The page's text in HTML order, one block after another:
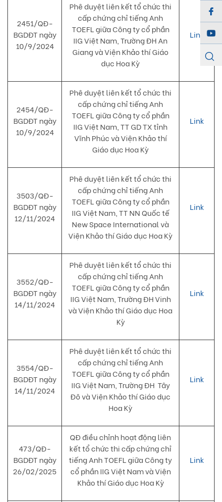
2451/QĐ-
BGDĐT ngày
10/9/2024
Phê duyệt liên kết tổ chức thi
cấp chứng chỉ tiếng Anh
TOEFL giữa Công ty cổ phần
IIG Việt Nam, Trường ĐH An
Giang và Viện Khảo thí Giáo
dục Hoa Kỳ
Link
2454/QĐ-
BGDĐT ngày
10/9/2024
Phê duyệt liên kết tổ chức thi
cấp chứng chỉ tiếng Anh
TOEFL giữa Công ty cổ phần
IIG Việt Nam, TT GD TX tỉnh
Vĩnh Phúc và Viện Khảo thí
Giáo dục Hoa Kỳ
Link
3503/QĐ-
BGDĐT ngày
12/11/2024
Phê duyệt liên kết tổ chức thi
cấp chứng chỉ tiếng Anh
TOEFL giữa Công ty cổ phần
IIG Việt Nam, TT NN Quốc tế
New Space International và
Viện Khảo thí Giáo dục Hoa Kỳ
Link
3552/QĐ-
BGDĐT ngày
14/11/2024
Phê duyệt liên kết tổ chức thi
cấp chứng chỉ tiếng Anh
TOEFL giữa Công ty cổ phần
IIG Việt Nam, Trường ĐH Vinh
và Viện Khảo thí Giáo dục Hoa
Kỳ
Link
3554/QĐ-
BGDĐT ngày
14/11/2024
Phê duyệt liên kết tổ chức thi
cấp chứng chỉ tiếng Anh
TOEFL giữa Công ty cổ phần
IIG Việt Nam, Trường ĐH Tây
Đô và Viện Khảo thí Giáo dục
Hoa Kỳ
Link
473/QĐ-
BGDĐT ngày
26/02/2025
QĐ điều chỉnh hoạt động liên
kết tổ chức thi cấp chứng chỉ
tiếng Anh TOEFL giữa Công ty
cổ phần IIG Việt Nam và Viện
Khảo thí Giáo dục Hoa Kỳ
Link